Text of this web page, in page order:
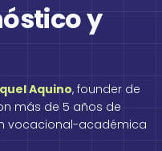
y
Aquino, founder de
más de 5 años de
vocacional-académica